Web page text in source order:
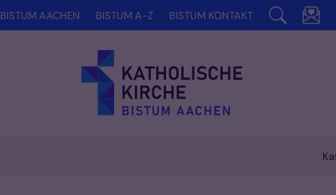
Zum Inhalt springen
BISTUM AACHEN BISTUM A-Z BISTUM KONTAKT